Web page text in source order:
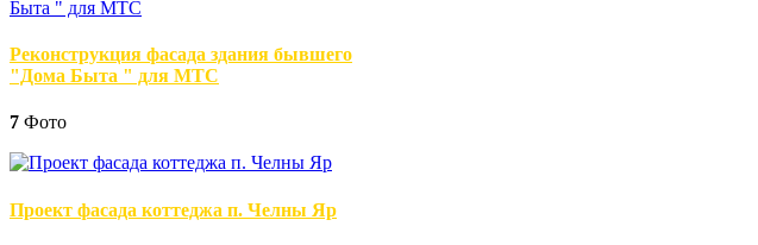
Реконструкция фасада здания бывшего
"Дома Быта " для МТС
7 Фото
Проект фасада коттеджа п. Челны Яр